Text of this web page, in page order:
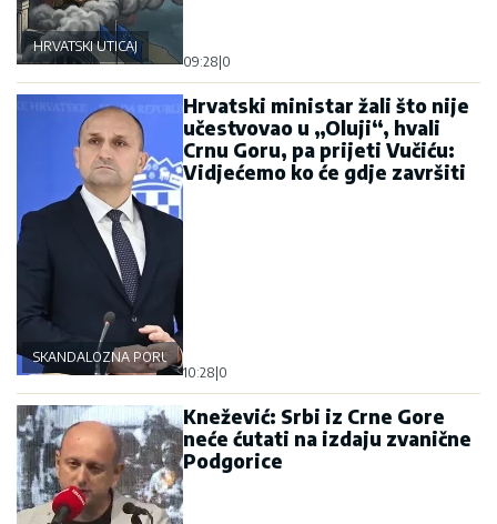
HRVATSKI UTICAJ
09:28|0
SKANDALOZNA PORUKA
Hrvatski ministar žali što nije
učestvovao u „Oluji“, hvali
Crnu Goru, pa prijeti Vučiću:
Vidjećemo ko će gdje završiti
10:28|0
Knežević: Srbi iz Crne Gore
neće ćutati na izdaju zvanične
Podgorice